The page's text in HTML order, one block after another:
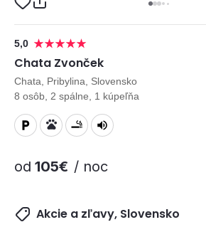
5,0
Chata Zvonček
Chata, Pribylina, Slovensko
8 osôb, 2 spálne, 1 kúpeľňa
od 105€ / noc
Akcie a zľavy, Slovensko